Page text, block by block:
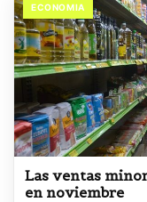
ECONOMIA
Las ventas
en noviembre